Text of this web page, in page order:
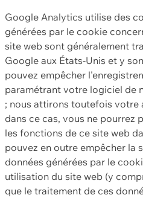
Google Analytics utilise des
générées par le cookie
site web sont généralement
Google aux États-Unis et y
pouvez empêcher
paramétrant votre logiciel de
; nous attirons toutefois votre
dans ce cas, vous ne pourrez
les fonctions de ce site web
pouvez en outre empêcher la
données générées par le
utilisation du site web (y
que le traitement de ces